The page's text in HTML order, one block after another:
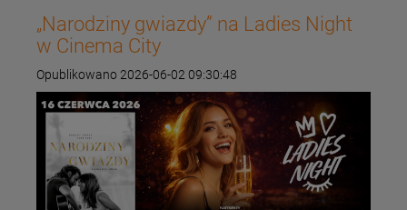
„Narodziny gwiazdy” na Ladies Night
w Cinema City
Opublikowano 2026-06-02 09:30:48